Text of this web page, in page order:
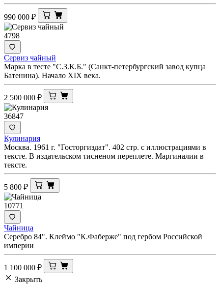
990 000 ₽
4798
Сервиз чайный
Марка в тесте "С.З.К.Б." (Санкт-петербургский завод купца
Батенина). Начало XIX века.
2 500 000 ₽
36847
Кулинария
Москва. 1961 г. "Госторгиздат". 402 стр. с иллюстрациями в
тексте. В издательском тисненом переплете. Маргиналии в
тексте.
5 800 ₽
10771
Чайница
Серебро 84". Клеймо "К.Фаберже" под гербом Российской
империи
1 100 000 ₽
Закрыть